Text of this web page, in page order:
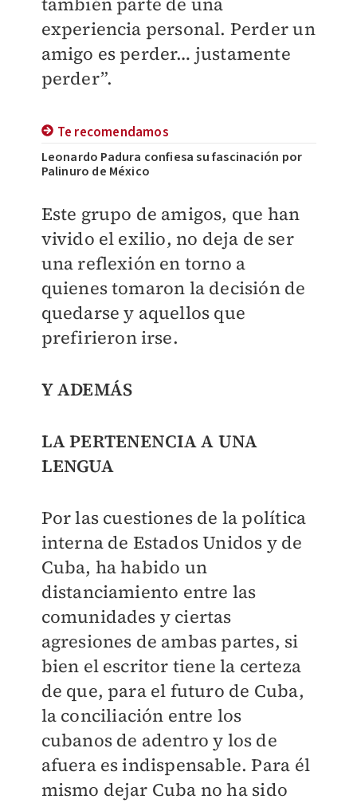
experiencia personal. Perder un
amigo es perder… justamente
perder”.
Te recomendamos
Leonardo Padura confiesa su fascinación por
Palinuro de México
Este grupo de amigos, que han
vivido el exilio, no deja de ser
una reflexión en torno a
quienes tomaron la decisión de
quedarse y aquellos que
prefirieron irse.
Y ADEMÁS
LA PERTENENCIA A UNA
LENGUA
Por las cuestiones de la política
interna de Estados Unidos y de
Cuba, ha habido un
distanciamiento entre las
comunidades y ciertas
agresiones de ambas partes, si
bien el escritor tiene la certeza
de que, para el futuro de Cuba,
la conciliación entre los
cubanos de adentro y los de
afuera es indispensable. Para él
mismo dejar Cuba no ha sido